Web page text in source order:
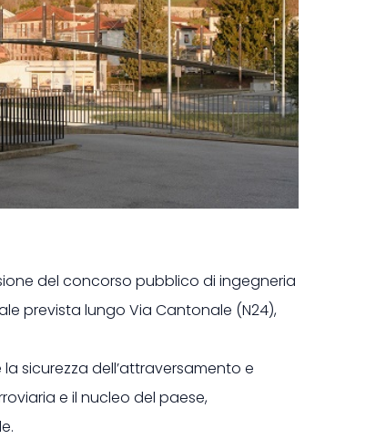
del concorso pubblico di ingegneria
prevista lungo Via Cantonale (N24),
sicurezza dell’attraversamento e
e il nucleo del paese,